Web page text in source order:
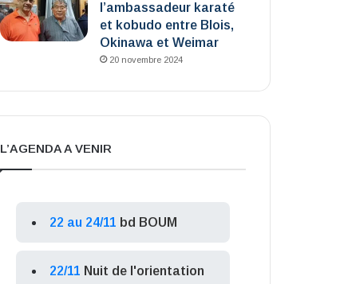
l’ambassadeur karaté
et kobudo entre Blois,
Okinawa et Weimar
20 novembre 2024
L’AGENDA A VENIR
22 au 24/11 bd BOUM
22/11 Nuit de l'orientation